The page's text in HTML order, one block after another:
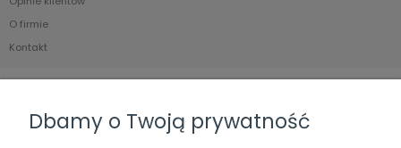
O firmie
Kontakt
Czas i koszty dostawy
Dbamy o Twoją prywatność